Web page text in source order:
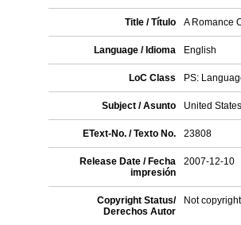
Title / Título A Romance
Language / Idioma English
LoC Class PS:
Subject / Asunto United
EText-No. / Texto No. 23808
Release Date / Fecha
impresión
2007-12-10
Copyright Status/
Derechos Autor
Not